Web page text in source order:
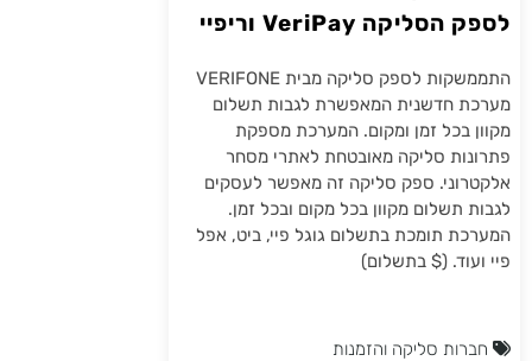
לספק הסליקה VeriPay וריפיי
התממשקות לספק סליקה מבית VERIFONE
מערכת חדשנית המאפשרת לגבות תשלום
מקוון בכל זמן ומקום. המערכת מספקת
פתרונות סליקה מאובטחת לאתרי מסחר
אלקטרוני. ספק סליקה זה מאפשר לעסקים
לגבות תשלום מקוון בכל מקום ובכל זמן.
המערכת תומכת בתשלום גוגל פיי, ביט, אפל
פיי ועוד. ($ בתשלום)
חברות סליקה והזמנות